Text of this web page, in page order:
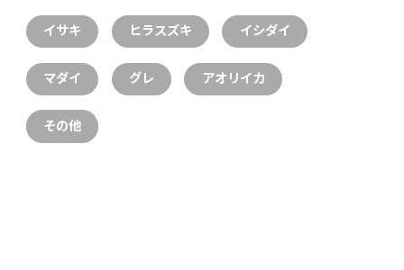
イサキ ヒラスズキ イシダイ
マダイ グレ アオリイカ
その他